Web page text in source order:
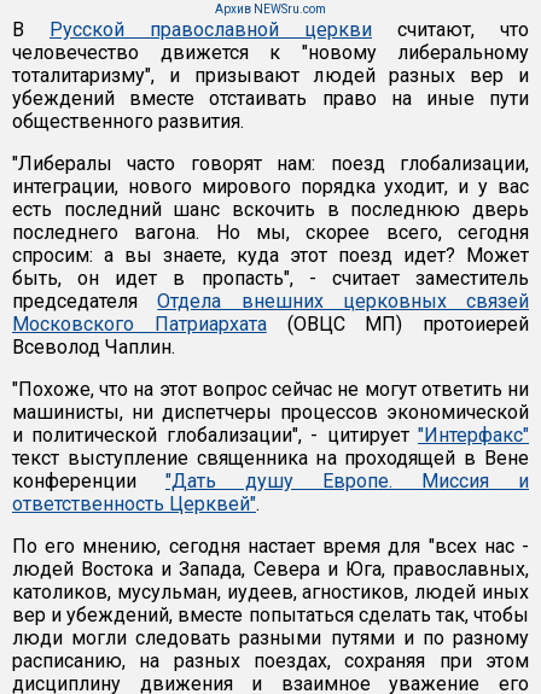
Архив NEWSru.com
В Русской православной церкви считают, что
человечество движется к "новому либеральному
тоталитаризму", и призывают людей разных вер и
убеждений вместе отстаивать право на иные пути
общественного развития.
"Либералы часто говорят нам: поезд глобализации,
интеграции, нового мирового порядка уходит, и у вас
есть последний шанс вскочить в последнюю дверь
последнего вагона. Но мы, скорее всего, сегодня
спросим: а вы знаете, куда этот поезд идет? Может
быть, он идет в пропасть", - считает заместитель
председателяОтдела внешних церковных связей
Московского Патриархата(ОВЦС МП) протоиерей
Всеволод Чаплин.
"Похоже, что на этот вопрос сейчас не могут ответить ни
машинисты, ни диспетчеры процессов экономической
и политической глобализации", - цитирует "Интерфакс"
текст выступление священника на проходящей в Вене
конференции "Дать душу Европе. Миссия и
ответственность Церквей".
По его мнению, сегодня настает время для "всех нас -
людей Востока и Запада, Севера и Юга, православных,
католиков, мусульман, иудеев, агностиков, людей иных
вер и убеждений, вместе попытаться сделать так, чтобы
люди могли следовать разными путями и по разному
расписанию, на разных поездах, сохраняя при этом
дисциплину движения и взаимное уважение его